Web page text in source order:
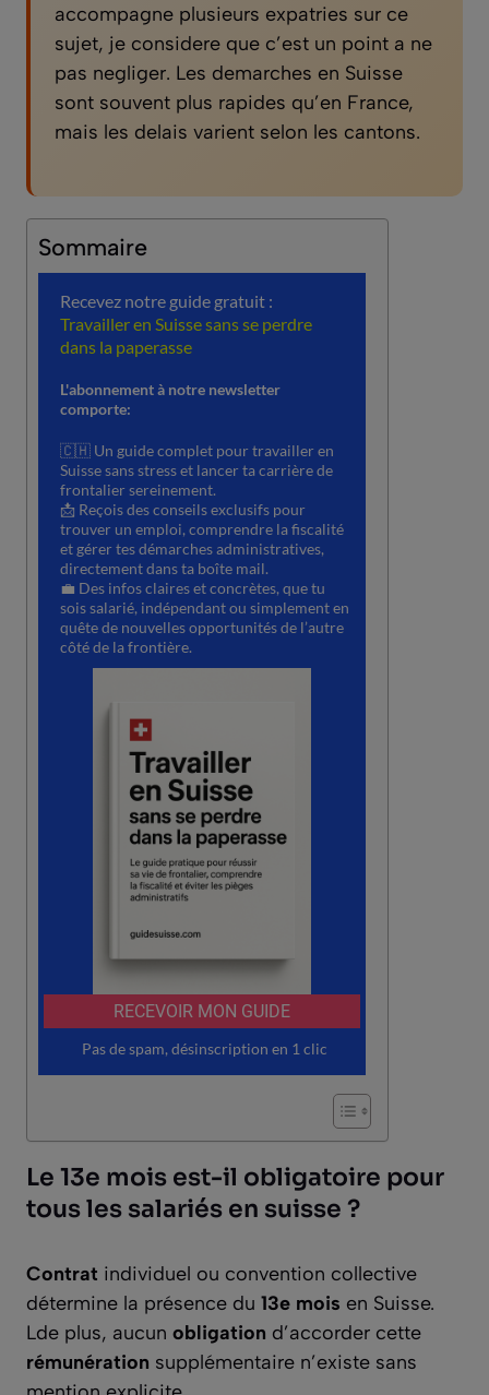
accompagne plusieurs expatries sur ce
sujet, je considere que c’est un point a ne
pas negliger. Les demarches en Suisse
sont souvent plus rapides qu’en France,
mais les delais varient selon les cantons.
Sommaire
Le 13e mois est-il obligatoire pour
tous les salariés en suisse ?
Contrat individuel ou convention collective
détermine la présence du 13e mois en Suisse.
Lde plus, aucun obligation d’accorder cette
rémunération supplémentaire n’existe sans